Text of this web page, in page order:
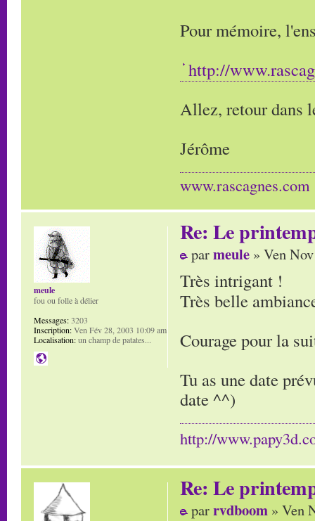
Pour mémoire,
http://
Allez, retour dans
Jérôme
www.rascagnes.com
Re: Le
parmeule » Ven
Très intrigant !
Très belle
Courage pour la
Tu as une date
date ^^)
http://
meule
fou ou folle à délier
Messages:3203
Inscription:Ven Fév 28, 2003 10:09 am
Localisation:un champ de patates...
Re: Le
parrvdboom » Ven